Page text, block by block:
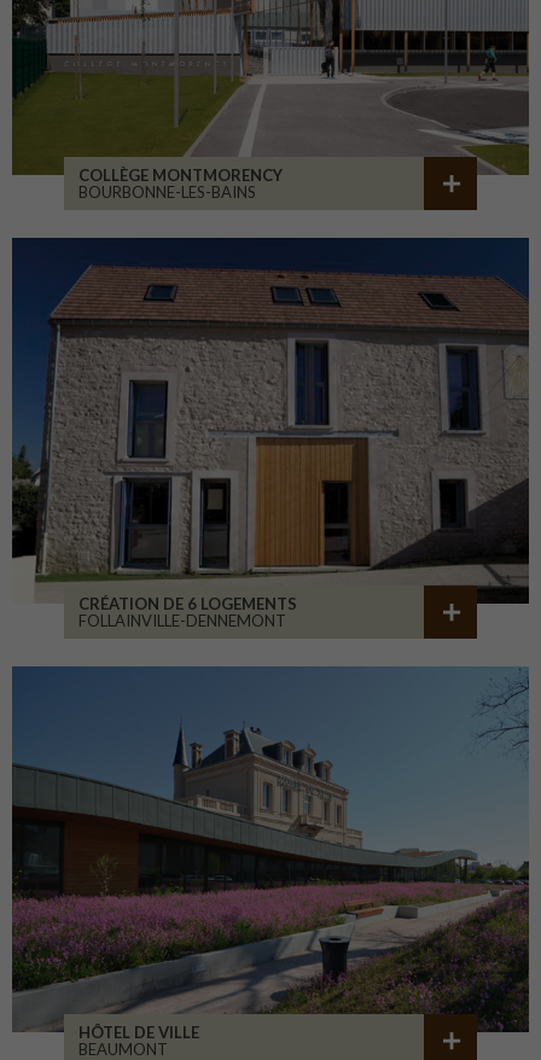
COLLÈGE MONTMORENCY
BOURBONNE-LES-BAINS
CRÉATION DE 6 LOGEMENTS
FOLLAINVILLE-DENNEMONT
HÔTEL DE VILLE
BEAUMONT